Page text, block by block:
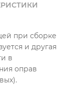
при сборке
и другая
в
оправ